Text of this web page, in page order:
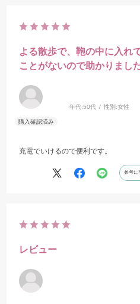
よる散歩で、鞄の中に入れ
ことがないので助かりました
年代:50代 性別:女性
充電でいけるので便利です。
参考に
レビュー